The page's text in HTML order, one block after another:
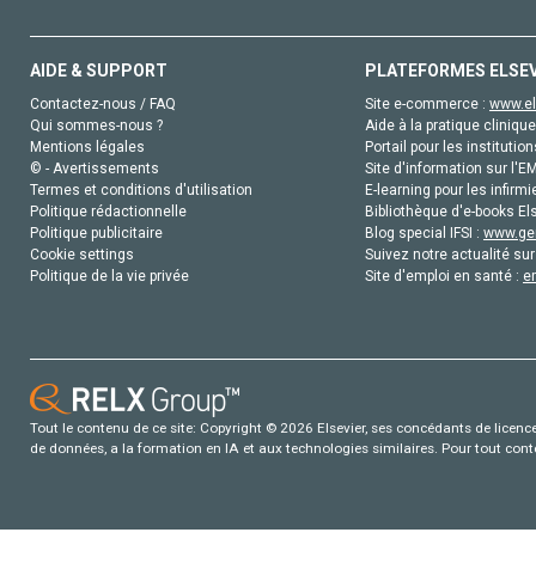
AIDE & SUPPORT
Contactez-nous / FAQ
Qui sommes-nous ?
Mentions légales
© - Avertissements
Termes et conditions d'utilisation
Politique rédactionnelle
Politique publicitaire
Cookie settings
Politique de la vie privée
PLATEFORMES
Site e-commerce :
Aide à la pratique
Portail pour les
Site d'information sur
E-learning pour les
Bibliothèque d'e-books
Blog special IFSI :
Suivez notre actualité
Site d'emploi en santé :
Tout le contenu de ce site: Copyright © 2026 Elsevier, ses concédants de
de données, a la formation en IA et aux technologies similaires. Pour tout